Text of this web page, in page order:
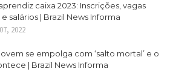
caixa 2023: Inscrições, vagas
salários | Brazil News Informa
2022
se empolga com ‘salto mortal’ e o
| Brazil News Informa